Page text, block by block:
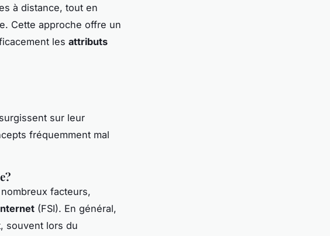
à distance, tout en
Cette approche offre un
les attributs
sur leur
fréquemment mal
facteurs,
(FSI). En général,
souvent lors du